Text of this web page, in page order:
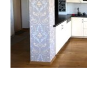
Nuoma
PASKOLOS